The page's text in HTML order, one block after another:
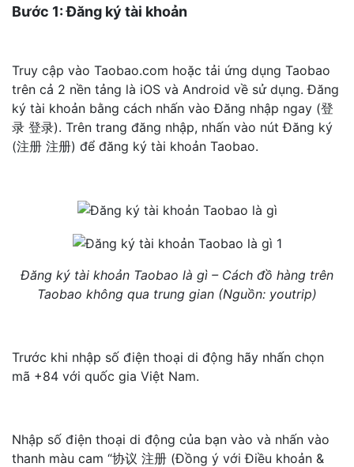
Bước 1: Đăng ký tài khoản
Truy cập vào Taobao.com hoặc tải ứng dụng Taobao
trên cả 2 nền tảng là iOS và Android về sử dụng. Đăng
ký tài khoản bằng cách nhấn vào Đăng nhập ngay (登
录 登录). Trên trang đăng nhập, nhấn vào nút Đăng ký
(注册 注册) để đăng ký tài khoản Taobao.
Đăng ký tài khoản Taobao là gì – Cách đồ hàng trên
Taobao không qua trung gian (Nguồn: youtrip)
Trước khi nhập số điện thoại di động hãy nhấn chọn
mã +84 với quốc gia Việt Nam.
Nhập số điện thoại di động của bạn vào và nhấn vào
thanh màu cam “协议 注册 (Đồng ý với Điều khoản &